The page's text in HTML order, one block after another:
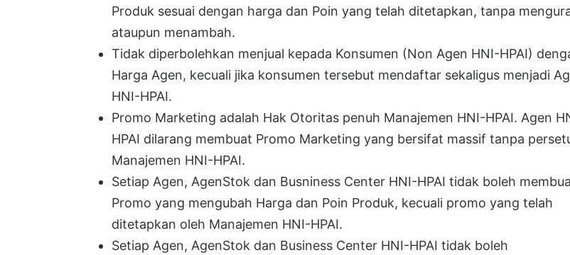
Produk sesuai dengan harga dan Poin yang telah ditetapkan, tanpa
ataupun menambah.
Tidak diperbolehkan menjual kepada Konsumen (Non Agen HNI-HPAI)
Harga Agen, kecuali jika konsumen tersebut mendaftar sekaligus menjadi
HNI-HPAI.
Promo Marketing adalah Hak Otoritas penuh Manajemen HNI-HPAI. Agen
HPAI dilarang membuat Promo Marketing yang bersifat massif tanpa
Manajemen HNI-HPAI.
Setiap Agen, AgenStok dan Busniness Center HNI-HPAI tidak boleh
Promo yang mengubah Harga dan Poin Produk, kecuali promo yang telah
ditetapkan oleh Manajemen HNI-HPAI.
Setiap Agen, AgenStok dan Business Center HNI-HPAI tidak boleh